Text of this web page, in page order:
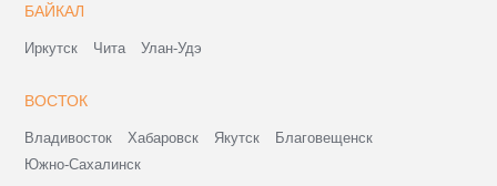
БАЙКАЛ
Иркутск Чита Улан-Удэ
ВОСТОК
Владивосток Хабаровск Якутск
Благовещенск
Южно-Сахалинск